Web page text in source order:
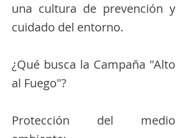
una cultura de prevención y
cuidado del entorno.
¿Qué busca la Campaña "Alto
al Fuego"?
Protección del medio